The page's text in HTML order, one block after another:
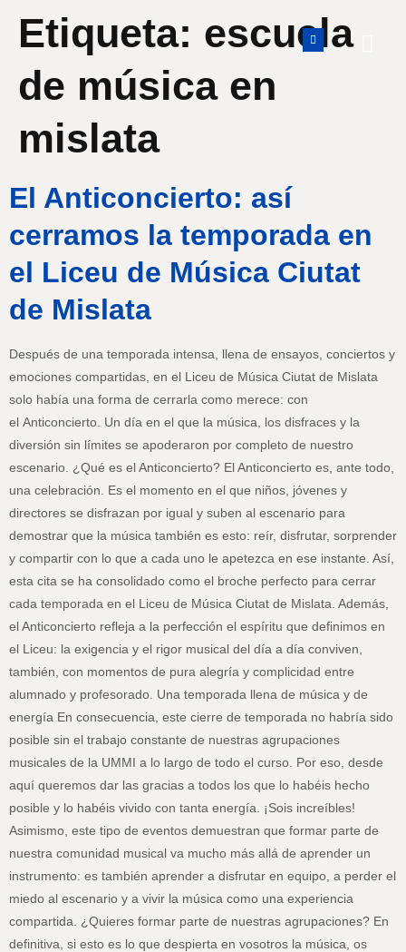
Etiqueta: escuela
de música en
mislata
El Anticoncierto: así
cerramos la temporada en
el Liceu de Música Ciutat
de Mislata
Después de una temporada intensa, llena de ensayos, conciertos y
emociones compartidas, en el Liceu de Música Ciutat de Mislata
solo había una forma de cerrarla como merece: con
el Anticoncierto. Un día en el que la música, los disfraces y la
diversión sin límites se apoderaron por completo de nuestro
escenario. ¿Qué es el Anticoncierto? El Anticoncierto es, ante todo,
una celebración. Es el momento en el que niños, jóvenes y
directores se disfrazan por igual y suben al escenario para
demostrar que la música también es esto: reír, disfrutar, sorprender
y compartir con lo que a cada uno le apetezca en ese instante. Así,
esta cita se ha consolidado como el broche perfecto para cerrar
cada temporada en el Liceu de Música Ciutat de Mislata. Además,
el Anticoncierto refleja a la perfección el espíritu que definimos en
el Liceu: la exigencia y el rigor musical del día a día conviven,
también, con momentos de pura alegría y complicidad entre
alumnado y profesorado. Una temporada llena de música y de
energía En consecuencia, este cierre de temporada no habría sido
posible sin el trabajo constante de nuestras agrupaciones
musicales de la UMMI a lo largo de todo el curso. Por eso, desde
aquí queremos dar las gracias a todos los que lo habéis hecho
posible y lo habéis vivido con tanta energía. ¡Sois increíbles!
Asimismo, este tipo de eventos demuestran que formar parte de
nuestra comunidad musical va mucho más allá de aprender un
instrumento: es también aprender a disfrutar en equipo, a perder el
miedo al escenario y a vivir la música como una experiencia
compartida. ¿Quieres formar parte de nuestras agrupaciones? En
definitiva, si esto es lo que despierta en vosotros la música, os